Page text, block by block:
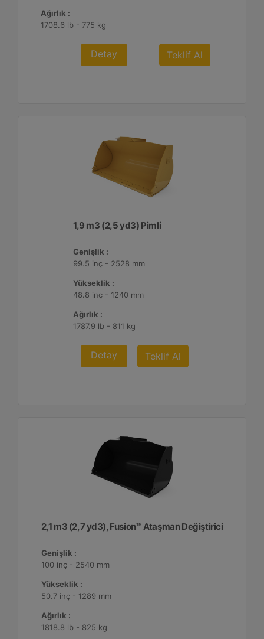
Ağırlık :
1708.6 lb - 775 kg
Detay Teklif Al
1,9 m3 (2,5 yd3) Pimli
Genişlik :
99.5 inç - 2528 mm
Yükseklik :
48.8 inç - 1240 mm
Ağırlık :
1787.9 lb - 811 kg
Detay Teklif Al
2,1 m3 (2,7 yd3), Fusion™ Ataşman Değiştirici
Genişlik :
100 inç - 2540 mm
Yükseklik :
50.7 inç - 1289 mm
Ağırlık :
1818.8 lb - 825 kg